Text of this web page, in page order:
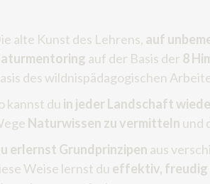
alte Kunst des Lehrens, auf
auf der Basis der 8
des wildnispädagogischen
kannst du in jeder Landschaft
Naturwissen zu vermitteln und
erlernst Grundprinzipen aus
Weise lernst du effektiv, freudig